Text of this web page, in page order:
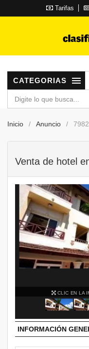
Tarifas
CATEGORIAS
Inicio Anuncio
Venta de hotel
CLIC EN LA
INFORMACIÓN